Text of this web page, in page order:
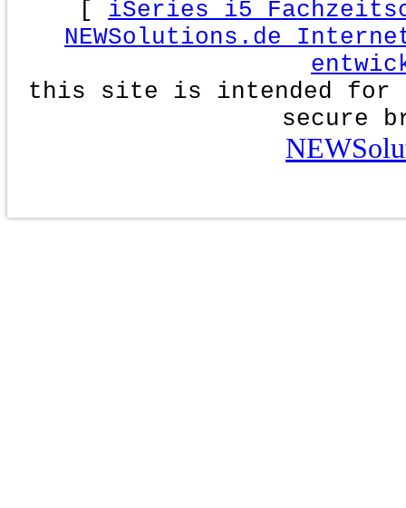
[ iSeries i5
NEWSolutions.de
this site is intended for
secure